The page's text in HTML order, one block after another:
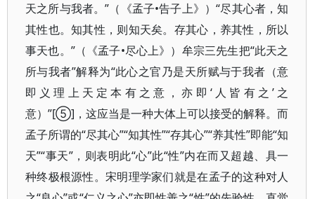
天之所与我者。”（《孟子•告子上》）“尽其心者，知
其性也。知其性，则知天矣。存其心，养其性，所以
事天也。”（《孟子•尽心上》）牟宗三先生把“此天之
所与我者”解释为“此心之官乃是天所赋与于我者（意
即义理上天定本有之意，亦即‘人皆有之’之
意）”[⑤]，这应当是一种大体上可以接受的解释。而
孟子所谓的“尽其心”“知其性”“存其心”“养其性”即能“知
天”“事天”，则表明此“心”此“性”内在而又超越、具一
种终极根源性。宋明理学家们就是在孟子的这种对人